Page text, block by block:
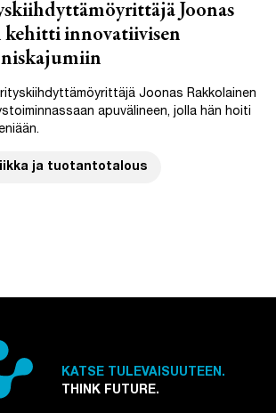
Joonas
kehitti innovatiivisen
Joonas Rakkolainen
apuvälineen, jolla hän hoiti
ja tuotantotalous
KATSE TULEVAISUUTEEN.
THINK FUTURE.